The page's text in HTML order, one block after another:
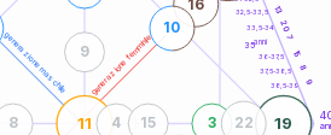
generazione maschile generazione femminile
32,5-33,5
33,5-34
36-37,5
37,5-38,5
38,5-39
13
20
7
15
8
9
19
11 3 22
4 15
8
9
16
10
35anni